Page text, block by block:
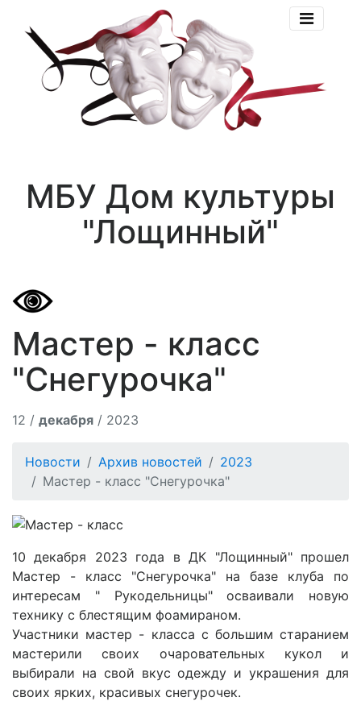
МБУ Дом культуры
"Лощинный"
Мастер - класс
"Снегурочка"
12 / декабря / 2023
Новости Архив новостей
2023
Мастер - класс "Снегурочка"
10 декабря 2023 года в ДК "Лощинный" прошел
Мастер - класс "Снегурочка" на базе клуба по
интересам " Рукодельницы" осваивали новую
технику с блестящим фоамираном.
Участники мастер - класса с большим старанием
мастерили своих очаровательных кукол и
выбирали на свой вкус одежду и украшения для
своих ярких, красивых снегурочек.